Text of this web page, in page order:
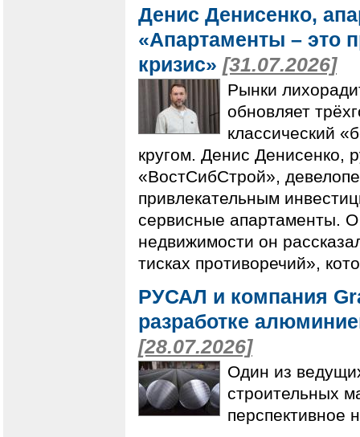
Денис Денисенко,
«Апартаменты – это
кризис» [31.07.2026]
Рынки
обновляет
классический
кругом. Денис Денисенко,
«ВостСибСтрой»,
привлекательным
сервисные апартаменты.
недвижимости он
тисках противоречий»,
РУСАЛ и компания
разработке
[28.07.2026]
Один из
строительных
перспективное